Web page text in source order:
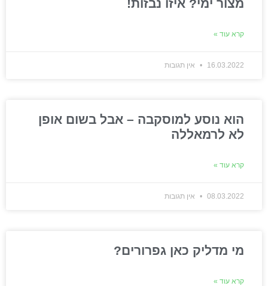
מצור ימי? איזו נבזות!
קרא עוד »
16.03.2022 אין תגובות
הוא נוסע למוסקבה – אבל בשום אופן
לא לרמאללה
קרא עוד »
08.03.2022 אין תגובות
מי מדליק כאן גפרורים?
קרא עוד »